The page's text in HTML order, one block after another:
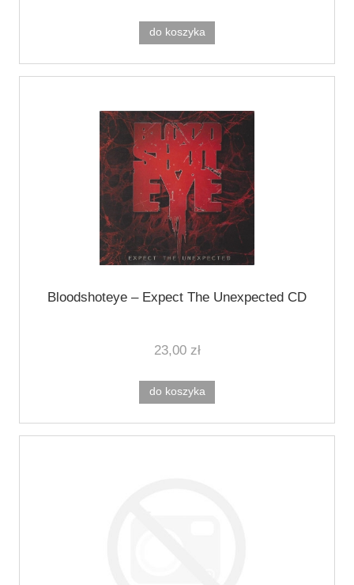
do koszyka
Bloodshoteye ‎– Expect The Unexpected CD
23,00 zł
do koszyka